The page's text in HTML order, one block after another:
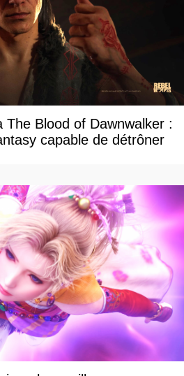
The Blood of Dawnwalker :
capable de détrôner